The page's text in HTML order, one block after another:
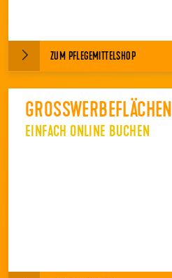
ZUM PFLEGEMITTELSHOP
GROSSWERBEFLÄCHEN
EINFACH ONLINE BUCHEN